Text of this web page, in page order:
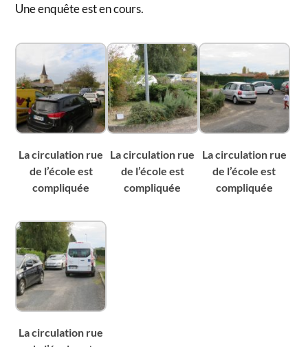
Une enquête est en cours.
La circulation rue
de l’école est
compliquée
La circulation rue
de l’école est
compliquée
La circulation rue
de l’école est
compliquée
La circulation rue